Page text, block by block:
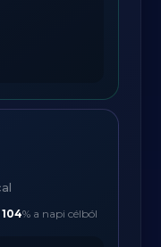
104% a napi célból